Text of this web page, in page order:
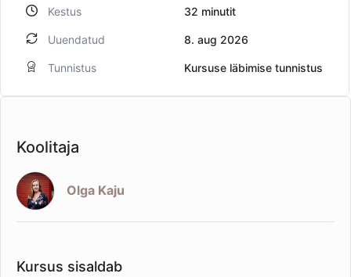
Kestus 32 minutit
Uuendatud 8. aug 2026
Tunnistus Kursuse läbimise tunnistus
Koolitaja
Olga Kaju
Kursus sisaldab